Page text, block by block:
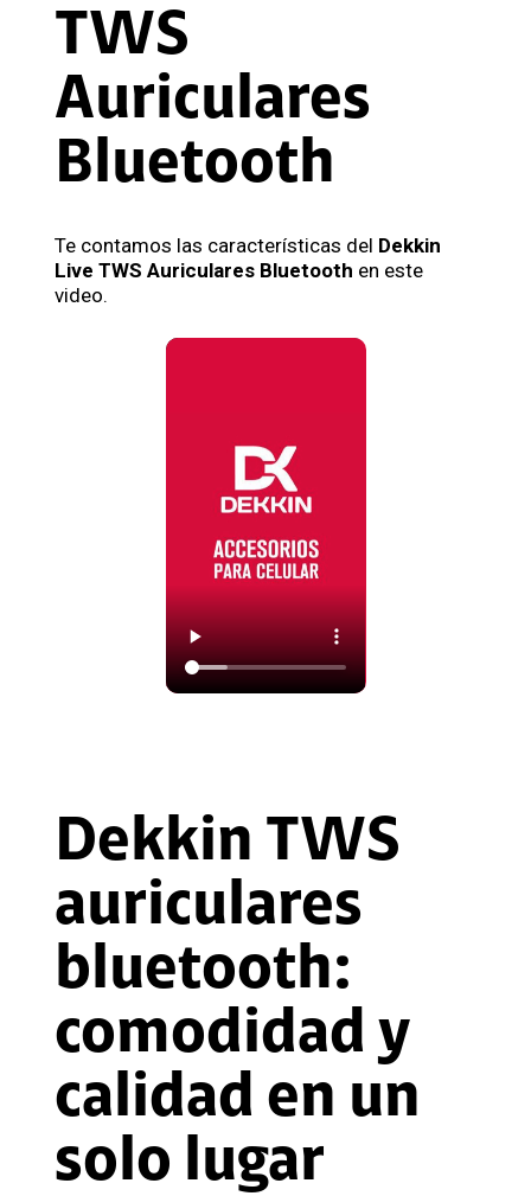
TWS
Auriculares
Bluetooth
Te contamos las características del Dekkin
Live TWS Auriculares Bluetooth en este
video.
Dekkin TWS
auriculares
bluetooth:
comodidad y
calidad en un
solo lugar